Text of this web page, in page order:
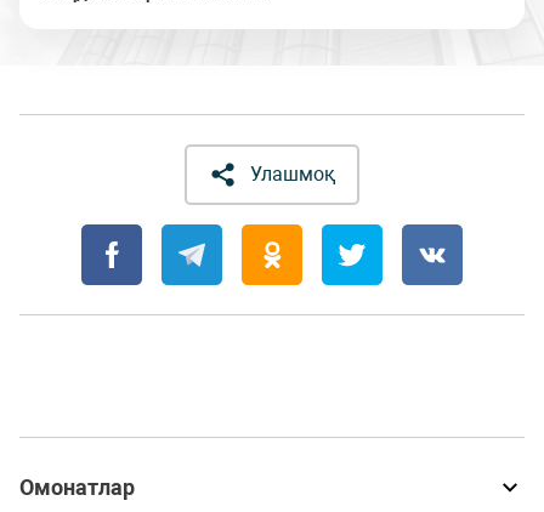
Улашмоқ
Омонатлар